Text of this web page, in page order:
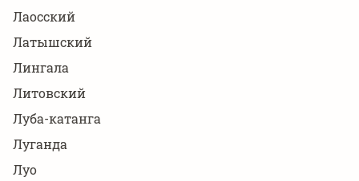
Лаосский
Латышский
Лингала
Литовский
Луба-катанга
Луганда
Луо